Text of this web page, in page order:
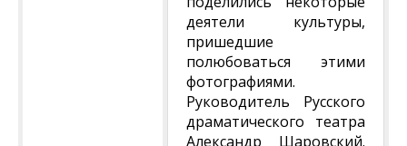
деятели культуры,
пришедшие
полюбоваться этими
фотографиями.
Руководитель Русского
драматического театра
Александр Шаровский.